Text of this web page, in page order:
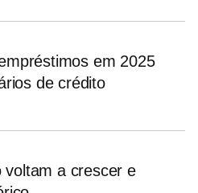
em 2025
de crédito
voltam a crescer e